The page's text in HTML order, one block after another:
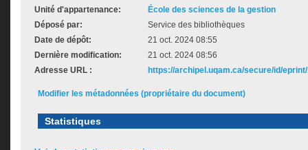
Unité d'appartenance:
École des sciences de la gestion
Déposé par:
Service des bibliothèques
Date de dépôt:
21 oct. 2024 08:55
Dernière modification:
21 oct. 2024 08:56
Adresse URL :
https://archipel.uqam.ca/secure/id/
Modifier les métadonnées (propriétaire du document)
Statistiques